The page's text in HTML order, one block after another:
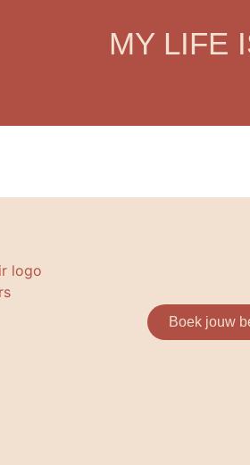
MY LIFE
Boek jouw